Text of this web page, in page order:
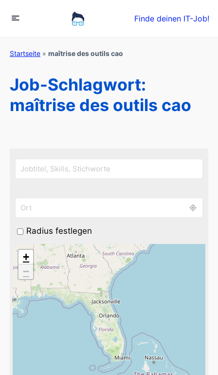
Finde deinen IT-Job!
Startseite » maîtrise des outils cao
Job-Schlagwort:
maîtrise des outils cao
+
−
Radius festlegen